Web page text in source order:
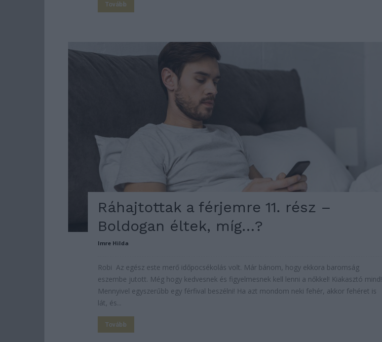
Tovább
Ráhajtottak a férjemre 11. rész –
Boldogan éltek, míg…?
Imre Hilda
Robi Az egész este merő időpocsékolás volt. Már bánom, hogy ekkora baromság
eszembe jutott. Még hogy kedvesnek és figyelmesnek kell lenni a nőkkel! Kiakasztó mind!
Mennyivel egyszerűbb egy férfival beszélni! Ha azt mondom neki fehér, akkor fehéret is
lát, és...
Tovább